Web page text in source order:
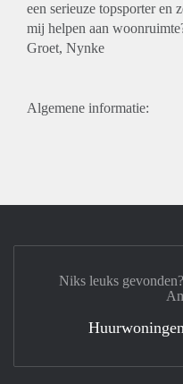
een serieuze topsporter en
mij helpen aan
Groet, Nynke
Algemene informatie:
Niks leuks